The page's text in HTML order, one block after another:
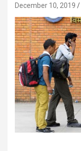
December 10, 2019